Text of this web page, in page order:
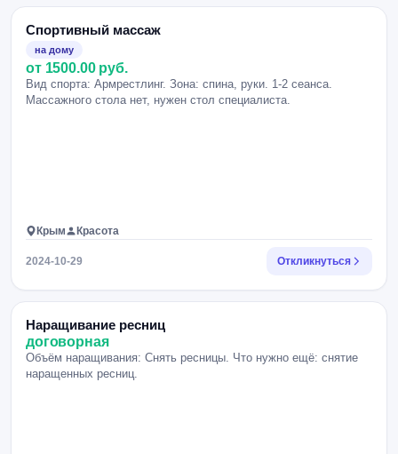
Спортивный массаж
на дому
от 1500.00 руб.
Вид спорта: Армрестлинг. Зона: cпина, руки. 1-2 сеанса.
Массажного стола нет, нужен стол специалиста.
Крым Красота
2024-10-29 Откликнуться
Наращивание ресниц
договорная
Объём наращивания: Снять ресницы. Что нужно ещё: снятие
наращенных ресниц.